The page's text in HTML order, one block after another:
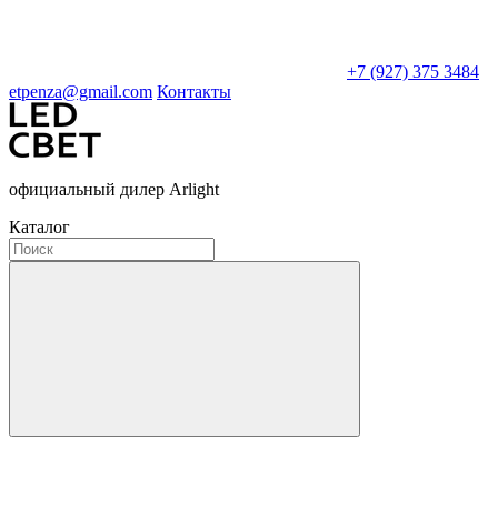
+7 (927) 375 3484
etpenza@gmail.com Контакты
официальный дилер Arlight
Каталог